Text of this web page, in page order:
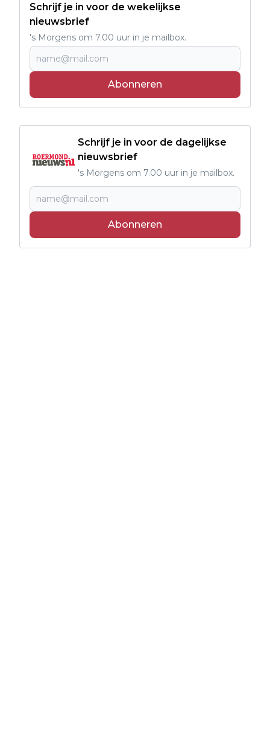
Schrijf je in voor de wekelijkse
nieuwsbrief
's Morgens om 7.00 uur in je mailbox.
Abonneren
Schrijf je in voor de dagelijkse
nieuwsbrief
's Morgens om 7.00 uur in je mailbox.
Abonneren